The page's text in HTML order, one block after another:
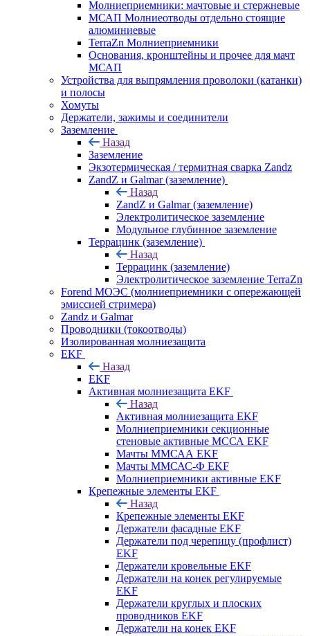
Молниеприемники: мачтовые и стержневые
МСАП Молниеотводы отдельно стоящие
алюминиевые
TerraZn Молниеприемники
Основания, кронштейны и прочее для мачт
МСАП
Устройства для выпрямления проволоки (катанки)
и полосы
Хомуты
Держатели, зажимы и соединители
Заземление
Назад
Заземление
Экзотермическая / термитная сварка Zandz
ZandZ и Galmar (заземление)
Назад
ZandZ и Galmar (заземление)
Электролитическое заземление
Модульное глубинное заземление
Террацинк (заземление)
Назад
Террацинк (заземление)
Электролитическое заземление TerraZn
Forend МОЭС (молниеприемники с опережающей
эмиссией стримера)
Zandz и Galmar
Проводники (токоотводы)
Изолированная молниезащита
EKF
Назад
EKF
Активная молниезащита EKF
Назад
Активная молниезащита EKF
Молниеприемники секционные
стеновые активные МССА EKF
Мачты ММСАА EKF
Мачты ММСАС-Ф EKF
Молниеприемники активные EKF
Крепежные элементы EKF
Назад
Крепежные элементы EKF
Держатели фасадные EKF
Держатели под черепицу (профлист)
EKF
Держатели кровельные EKF
Держатели на конек регулируемые
EKF
Держатели круглых и плоских
проводников EKF
Держатели на конек EKF